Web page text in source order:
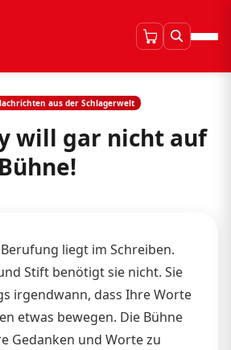
aus der Schlagerwelt
will gar nicht auf
liegt im Schreiben.
Stift benötigt sie nicht. Sie
irgendwann, dass Ihre Worte
etwas bewegen. Die Bühne
Gedanken und Worte zu